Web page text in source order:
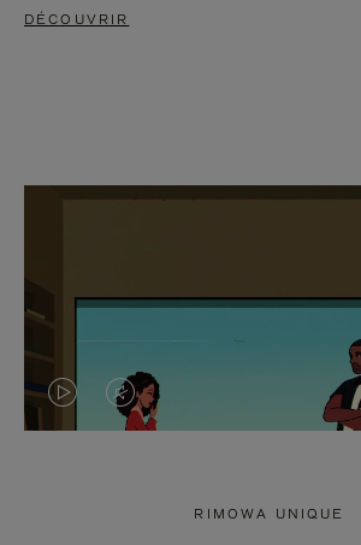
DÉCOUVRIR
LA LE
RIMOWA UNIQUE